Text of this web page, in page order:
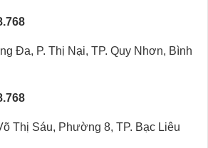
Đa, P. Thị Nại, TP. Quy Nhơn, Bình
Thị Sáu, Phường 8, TP. Bạc Liêu